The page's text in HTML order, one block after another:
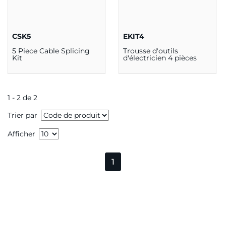
CSK5
5 Piece Cable Splicing
Kit
EKIT4
Trousse d'outils
d'électricien 4 pièces
1 - 2 de 2
Trier par
Afficher
1